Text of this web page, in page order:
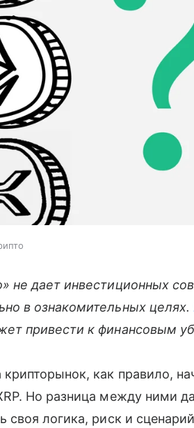
не дает инвестиционных
в ознакомительных целях.
привести к финансовым
как правило,
Но разница между ними
своя логика, риск и